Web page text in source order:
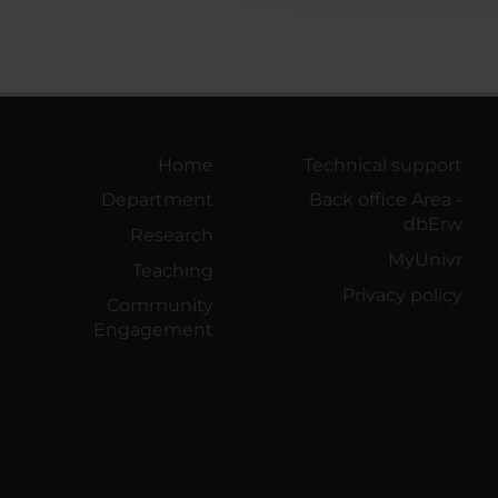
Home
Department
Research
Teaching
Community
Engagement
Technical support
Back office Area -
dbErw
MyUnivr
Privacy policy